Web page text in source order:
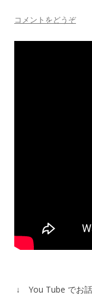
コメントをどうぞ
↓ You Tube でお話